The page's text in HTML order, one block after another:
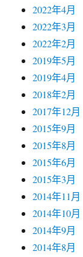
2022年4月
2022年3月
2022年2月
2019年5月
2019年4月
2018年2月
2017年12月
2015年9月
2015年8月
2015年6月
2015年3月
2014年11月
2014年10月
2014年9月
2014年8月